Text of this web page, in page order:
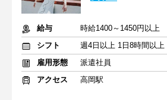
給与
時給1400～1450円以上
シフト
週4日以上 1日8時間以上
雇用形態
派遣社員
アクセス
高岡駅